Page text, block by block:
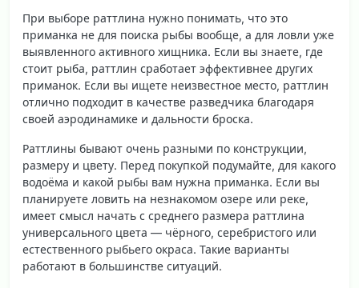
При выборе раттлина нужно понимать, что это
приманка не для поиска рыбы вообще, а для ловли уже
выявленного активного хищника. Если вы знаете, где
стоит рыба, раттлин сработает эффективнее других
приманок. Если вы ищете неизвестное место, раттлин
отлично подходит в качестве разведчика благодаря
своей аэродинамике и дальности броска.
Раттлины бывают очень разными по конструкции,
размеру и цвету. Перед покупкой подумайте, для какого
водоёма и какой рыбы вам нужна приманка. Если вы
планируете ловить на незнакомом озере или реке,
имеет смысл начать с среднего размера раттлина
универсального цвета — чёрного, серебристого или
естественного рыбьего окраса. Такие варианты
работают в большинстве ситуаций.